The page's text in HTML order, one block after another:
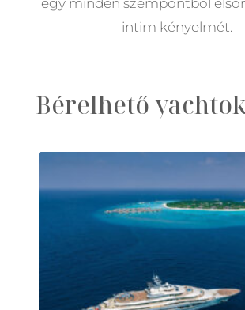
egy minden szempontból
intim kényelmét.
Bérelhető